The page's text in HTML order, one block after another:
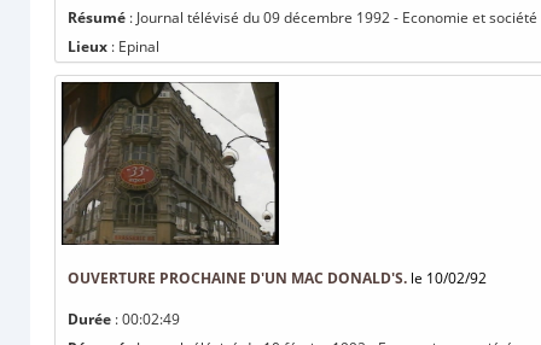
Résumé : Journal télévisé du 09 décembre 1992 - Economie et
Lieux : Epinal
OUVERTURE PROCHAINE D'UN MAC DONALD'S. le 10/02/92
Durée : 00:02:49